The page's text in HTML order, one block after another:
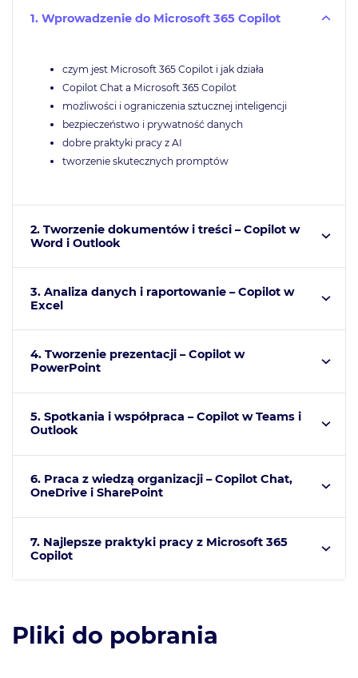
1. Wprowadzenie do Microsoft 365 Copilot
czym jest Microsoft 365 Copilot i jak działa
Copilot Chat a Microsoft 365 Copilot
możliwości i ograniczenia sztucznej inteligencji
bezpieczeństwo i prywatność danych
dobre praktyki pracy z AI
tworzenie skutecznych promptów
2. Tworzenie dokumentów i treści – Copilot w
Word i Outlook
3. Analiza danych i raportowanie – Copilot w
Excel
4. Tworzenie prezentacji – Copilot w
PowerPoint
5. Spotkania i współpraca – Copilot w Teams i
Outlook
6. Praca z wiedzą organizacji – Copilot Chat,
OneDrive i SharePoint
7. Najlepsze praktyki pracy z Microsoft 365
Copilot
Pliki do pobrania